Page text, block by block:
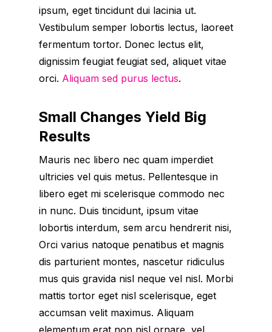
ipsum, eget tincidunt dui lacinia ut.
Vestibulum semper lobortis lectus, laoreet
fermentum tortor. Donec lectus elit,
dignissim feugiat feugiat sed, aliquet vitae
orci. Aliquam sed purus lectus.
Small Changes Yield Big
Results
Mauris nec libero nec quam imperdiet
ultricies vel quis metus. Pellentesque in
libero eget mi scelerisque commodo nec
in nunc. Duis tincidunt, ipsum vitae
lobortis interdum, sem arcu hendrerit nisi,
Orci varius natoque penatibus et magnis
dis parturient montes, nascetur ridiculus
mus quis gravida nisl neque vel nisl. Morbi
mattis tortor eget nisl scelerisque, eget
accumsan velit maximus. Aliquam
elementum erat non nisl ornare, vel